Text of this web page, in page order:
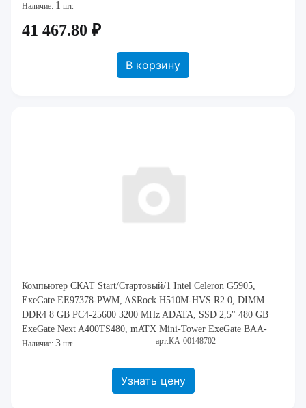
Cooling ZERO M15, mATX Mini-Tower AeroCool
Наличие: 1 шт.
41 467.80 ₽
В корзину
Компьютер СКАТ Start/Стартовый/1 Intel Celeron G5905,
ExeGate EЕ97378-PWM, ASRock H510M-HVS R2.0, DIMM
DDR4 8 GB PC4-25600 3200 MHz ADATA, SSD 2,5" 480 GB
ExeGate Next A400TS480, mATX Mini-Tower ExeGate BAA-
107U, CROWN CM-PS450SMART
Наличие: 3 шт. арт:КА-00148702
Узнать цену